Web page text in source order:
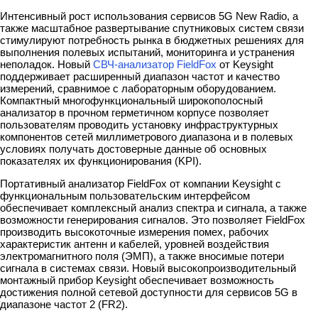
Интенсивный рост использования сервисов 5G New Radio, а
также масштабное развертывание спутниковых систем связи
стимулируют потребность рынка в бюджетных решениях для
выполнения полевых испытаний, мониторинга и устранения
неполадок. Новый СВЧ-анализатор FieldFox от Keysight
поддерживает расширенный диапазон частот и качество
измерений, сравнимое с лабораторным оборудованием.
Компактный многофункциональный широкополосный
анализатор в прочном герметичном корпусе позволяет
пользователям проводить установку инфраструктурных
компонентов сетей миллиметрового диапазона и в полевых
условиях получать достоверные данные об основных
показателях их функционирования (KPI).
Портативный анализатор FieldFox от компании Keysight с
функциональным пользовательским интерфейсом
обеспечивает комплексный анализ спектра и сигнала, а также
возможности генерирования сигналов. Это позволяет FieldFox
производить высокоточные измерения помех, рабочих
характеристик антенн и кабелей, уровней воздействия
электромагнитного поля (ЭМП), а также вносимые потери
сигнала в системах связи. Новый высокопроизводительный
монтажный прибор Keysight обеспечивает возможность
достижения полной сетевой доступности для сервисов 5G в
диапазоне частот 2 (FR2).